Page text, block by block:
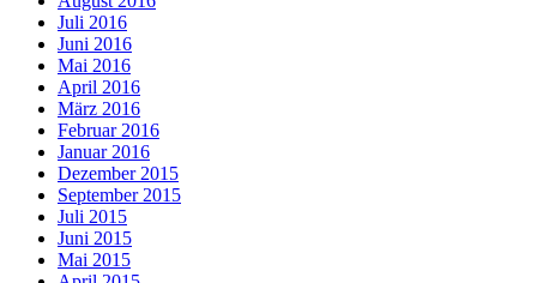
Juli 2016
Juni 2016
Mai 2016
April 2016
März 2016
Februar 2016
Januar 2016
Dezember 2015
September 2015
Juli 2015
Juni 2015
Mai 2015